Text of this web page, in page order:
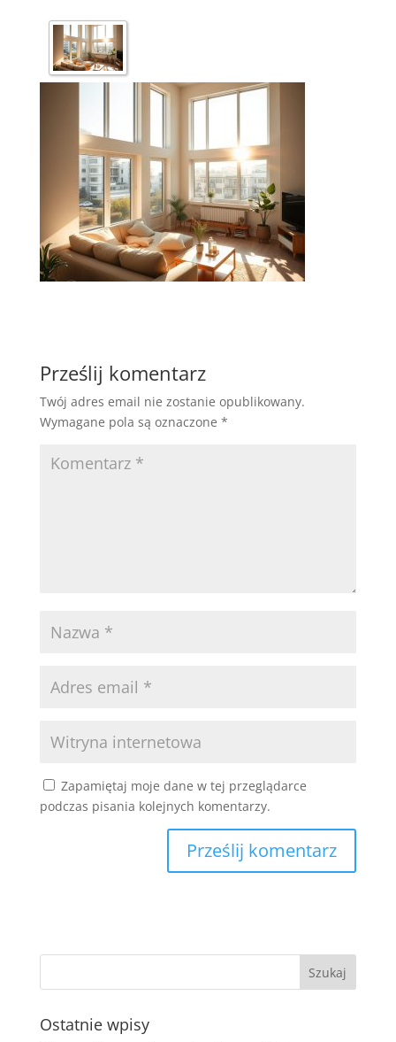
Prześlij komentarz
Twój adres email nie zostanie opublikowany.
Wymagane pola są oznaczone *
Zapamiętaj moje dane w tej przeglądarce
podczas pisania kolejnych komentarzy.
Ostatnie wpisy